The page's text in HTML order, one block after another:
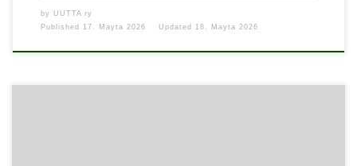
by
UUTTA ry
Published
17. Mayta 2026 Updated 18. Mayta 2026